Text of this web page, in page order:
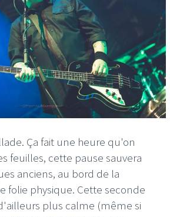
Ça fait une heure qu'on
feuilles, cette pause sauvera
anciens, au bord de la
folie physique. Cette seconde
plus calme (même si